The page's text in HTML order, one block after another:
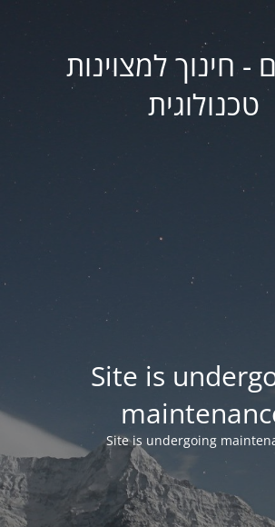
- חינוך למצוינות
טכנולוגית
Site is
Site is undergoing